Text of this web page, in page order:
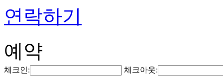
연락하기
예약
체크인: 체크아웃: